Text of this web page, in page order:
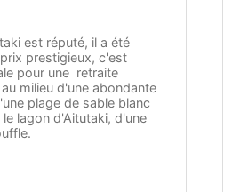
est réputé, il a été
prestigieux, c'est
pour une retraite
milieu d'une abondante
plage de sable blanc
lagon d'Aitutaki, d'une